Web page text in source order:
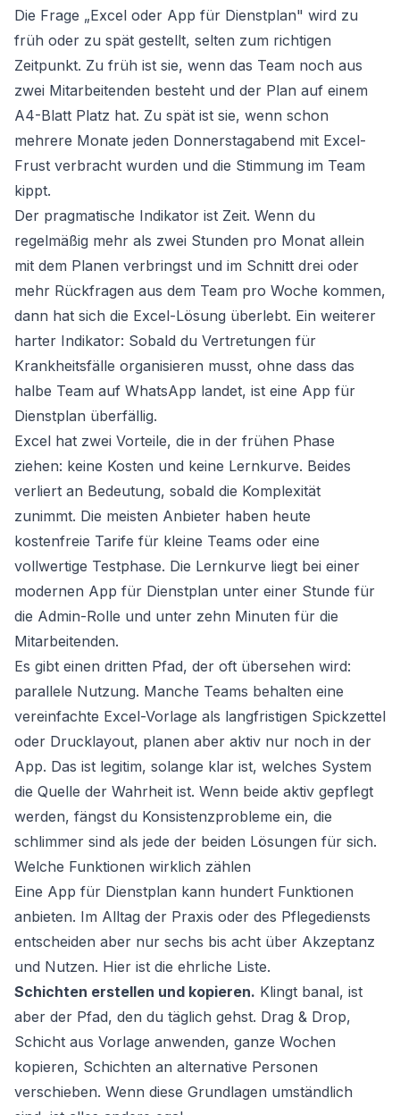
Die Frage „Excel oder App für Dienstplan" wird zu
früh oder zu spät gestellt, selten zum richtigen
Zeitpunkt. Zu früh ist sie, wenn das Team noch aus
zwei Mitarbeitenden besteht und der Plan auf einem
A4-Blatt Platz hat. Zu spät ist sie, wenn schon
mehrere Monate jeden Donnerstagabend mit Excel-
Frust verbracht wurden und die Stimmung im Team
kippt.
Der pragmatische Indikator ist Zeit. Wenn du
regelmäßig mehr als zwei Stunden pro Monat allein
mit dem Planen verbringst und im Schnitt drei oder
mehr Rückfragen aus dem Team pro Woche kommen,
dann hat sich die Excel-Lösung überlebt. Ein weiterer
harter Indikator: Sobald du Vertretungen für
Krankheitsfälle organisieren musst, ohne dass das
halbe Team auf WhatsApp landet, ist eine App für
Dienstplan überfällig.
Excel hat zwei Vorteile, die in der frühen Phase
ziehen: keine Kosten und keine Lernkurve. Beides
verliert an Bedeutung, sobald die Komplexität
zunimmt. Die meisten Anbieter haben heute
kostenfreie Tarife für kleine Teams oder eine
vollwertige Testphase. Die Lernkurve liegt bei einer
modernen App für Dienstplan unter einer Stunde für
die Admin-Rolle und unter zehn Minuten für die
Mitarbeitenden.
Es gibt einen dritten Pfad, der oft übersehen wird:
parallele Nutzung. Manche Teams behalten eine
vereinfachte Excel-Vorlage als langfristigen Spickzettel
oder Drucklayout, planen aber aktiv nur noch in der
App. Das ist legitim, solange klar ist, welches System
die Quelle der Wahrheit ist. Wenn beide aktiv gepflegt
werden, fängst du Konsistenzprobleme ein, die
schlimmer sind als jede der beiden Lösungen für sich.
Welche Funktionen wirklich zählen
Eine App für Dienstplan kann hundert Funktionen
anbieten. Im Alltag der Praxis oder des Pflegediensts
entscheiden aber nur sechs bis acht über Akzeptanz
und Nutzen. Hier ist die ehrliche Liste.
Schichten erstellen und kopieren. Klingt banal, ist
aber der Pfad, den du täglich gehst. Drag & Drop,
Schicht aus Vorlage anwenden, ganze Wochen
kopieren, Schichten an alternative Personen
verschieben. Wenn diese Grundlagen umständlich